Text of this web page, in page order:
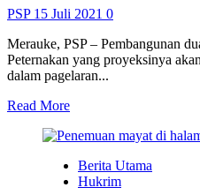
Penyesuaian
Pajak
PSP 15 Juli 2021 0
Merauke, PSP – Pembangunan
Peternakan yang proyeksinya
dalam pagelaran...
Read MoreRead
about
80
Persen,
Berita Utama
Hukrim